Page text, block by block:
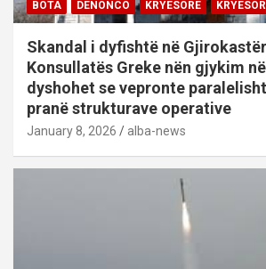
BOTA DENONCO KRYESORE
Skandal i dyfishtë në
Konsullatës Greke nën gjykim
dyshohet se vepronte
pranë strukturave operative
January 8, 2026 alba-news